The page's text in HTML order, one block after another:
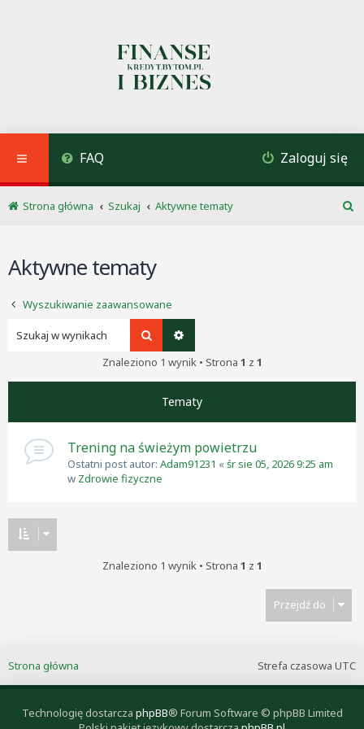
FAQ Zaloguj się
Strona główna Szukaj
Aktywne tematy
Aktywne tematy
Wyszukiwanie zaawansowane
Szukaj
Znaleziono 1 wynik • Strona 1 z 1
Tematy
Trening na świeżym powietrzu
Ostatni post autor: Adam91231 «śr sie 05, 2026 9:25 am
w Zdrowie fizyczne
Znaleziono 1 wynik • Strona 1 z 1
Przejdź do
Strefa czasowa UTC
Strona główna
Technologię dostarcza phpBB® Forum Software © phpBB Limited